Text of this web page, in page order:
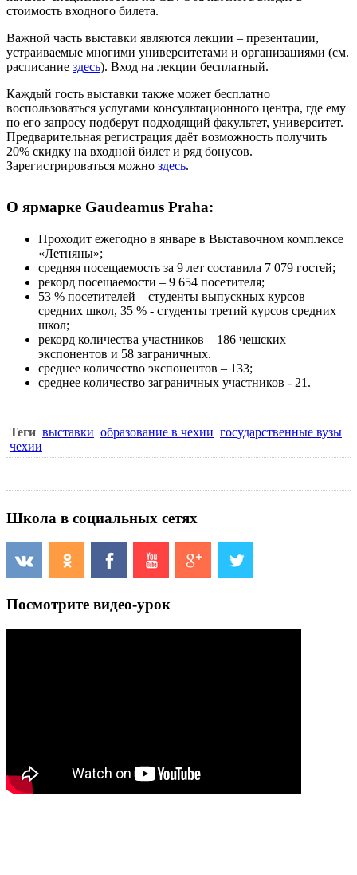
стоимость входного билета.
Важной часть выставки являются лекции – презентации,
устраиваемые многими университетами и организациями (см.
расписание здесь). Вход на лекции бесплатный.
Каждый гость выставки также может бесплатно
воспользоваться услугами консультационного центра, где ему
по его запросу подберут подходящий факультет, университет.
Предварительная регистрация даёт возможность получить
20% скидку на входной билет и ряд бонусов.
Зарегистрироваться можно здесь.
О ярмарке Gaudeamus Praha:
Проходит ежегодно в январе в Выставочном комплексе
«Летняны»;
средняя посещаемость за 9 лет составила 7 079 гостей;
рекорд посещаемости – 9 654 посетителя;
53 % посетителей – студенты выпускных курсов
средних школ, 35 % - студенты третий курсов средних
школ;
рекорд количества участников – 186 чешских
экспонентов и 58 заграничных.
среднее количество экспонентов – 133;
среднее количество заграничных участников - 21.
Теги выставки образование в чехии государственные вузы
чехии
Школа в социальных сетях
Посмотрите видео-урок